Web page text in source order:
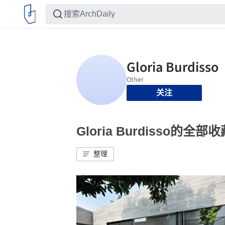
关注
Gloria Burdisso的全部收
整理